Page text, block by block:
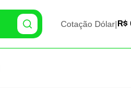
Cotação Dólar| R$